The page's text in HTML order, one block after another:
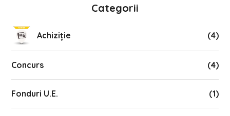
Categorii
Achiziție (4)
Concurs (4)
Fonduri U.E. (1)